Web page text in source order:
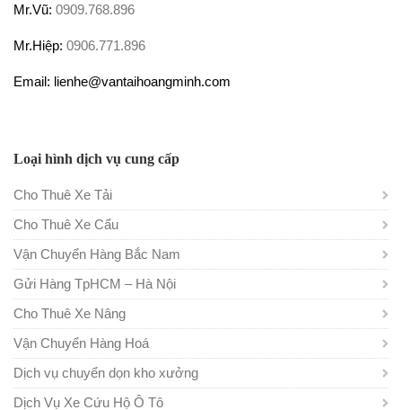
Mr.Vũ: 0909.768.896
Mr.Hiệp: 0906.771.896
Email: lienhe@vantaihoangminh.com
Loại hình dịch vụ cung cấp
Cho Thuê Xe Tải
Cho Thuê Xe Cẩu
Vận Chuyển Hàng Bắc Nam
Gửi Hàng TpHCM – Hà Nội
Cho Thuê Xe Nâng
Vận Chuyển Hàng Hoá
Dịch vụ chuyển dọn kho xưởng
Dịch Vụ Xe Cứu Hộ Ô Tô